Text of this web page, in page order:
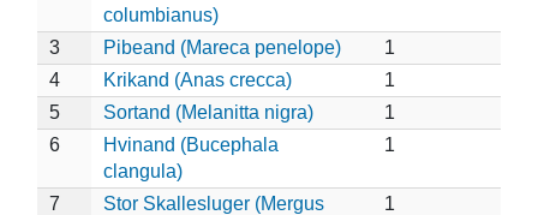
columbianus)
3 Pibeand (Mareca penelope)
1
4
Krikand (Anas crecca)
1
5
Sortand (Melanitta nigra)
1
6
Hvinand (Bucephala
clangula)
1
7
Stor Skallesluger (Mergus
1